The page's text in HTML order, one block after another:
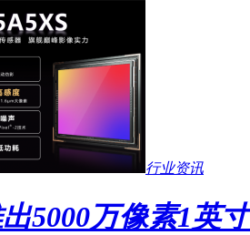
行业资讯
5000万像素1英